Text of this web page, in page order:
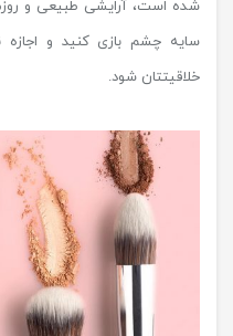
شده است، آرایشی طبیعی و
سایه چشم بازی کنید و
خلاقیتتان شود.